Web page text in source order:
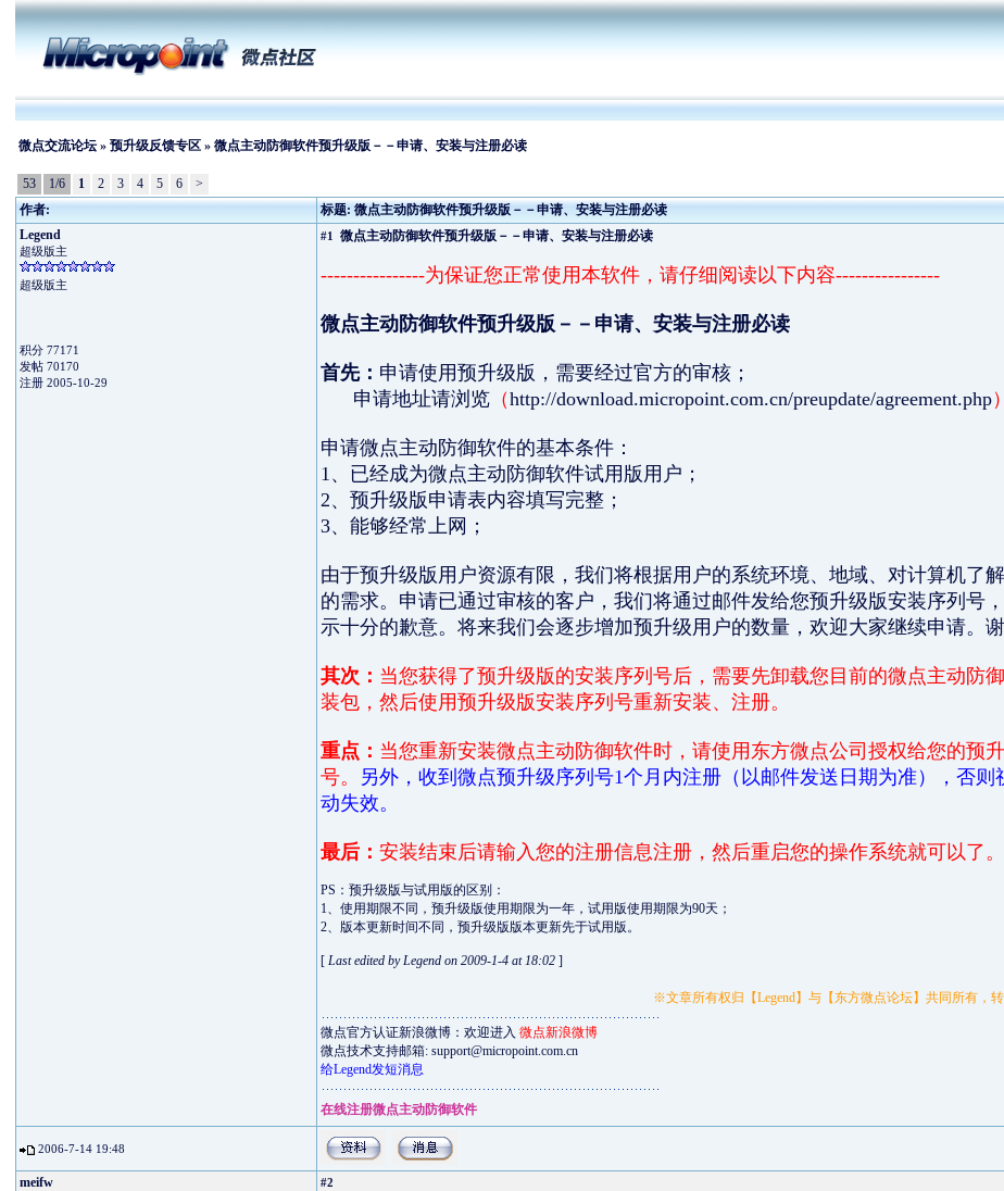
微点交流论坛» 预升级反馈专区» 微点主动防御软件预升级版－－申请、安装与注册必读
53 1/6 1 2 3 4 5 6
>
作者:
标题: 微点主动防御软件预升级版－－申请、安装与注册必读
Legend
超级版主
超级版主
积分 77171
发帖 70170
注册 2005-10-29
#1 微点主动防御软件预升级版－－申请、安装与注册必读
----------------为保证您正常使用本软件，请仔细阅读以下内容----------------
微点主动防御软件预升级版－－申请、安装与注册必读
首先： 申请使用预升级版，需要经过官方的审核；
申请地址请浏览（http://download.micropoint.com.cn/preupdate/agreement.php）
申请微点主动防御软件的基本条件：
1、已经成为微点主动防御软件试用版用户；
2、预升级版申请表内容填写完整；
3、能够经常上网；
由于预升级版用户资源有限，我们将根据用户的系统环境、地域、对计算机了
的需求。申请已通过审核的客户，我们将通过邮件发给您预升级版安装序列号
示十分的歉意。将来我们会逐步增加预升级用户的数量，欢迎大家继续申请。
其次： 当您获得了预升级版的安装序列号后，需要先卸载您目前的微点主动防
装包，然后使用预升级版安装序列号重新安装、注册。
重点： 当您重新安装微点主动防御软件时，请使用东方微点公司授权给您的预
号。
另外，收到微点预升级序列号1个月内注册（以邮件发送日期为准），否
动失效。
最后： 安装结束后请输入您的注册信息注册，然后重启您的操作系统就可以了。
PS：预升级版与试用版的区别：
1、使用期限不同，预升级版使用期限为一年，试用版使用期限为90天；
2、版本更新时间不同，预升级版版本更新先于试用版。
[Last edited by Legend on 2009-1-4 at 18:02 ]
※文章所有权归【Legend】与【东方微点论坛】共同所有，
微点官方认证新浪微博：欢迎进入 微点新浪微博
微点技术支持邮箱: support@micropoint.com.cn
给Legend发短消息
在线注册微点主动防御软件
2006-7-14 19:48
meifw #2